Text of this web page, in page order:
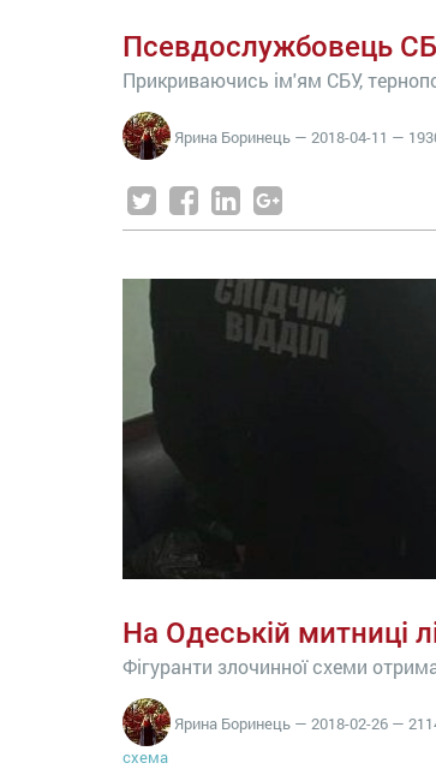
Псевдослужбовець
Прикриваючись ім'ям СБУ,
Ярина Боринець — 2018-04-11 —
На Одеській митниці
Фігуранти злочинної схеми
Ярина Боринець — 2018-02-26 —
схема